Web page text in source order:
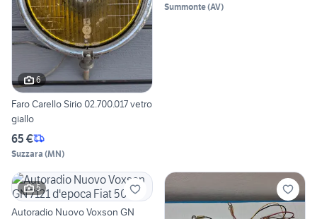
6
Faro Carello Sirio 02.700.017 vetro
giallo
65 €
Suzzara (MN)
Summonte(AV)
5
Autoradio Nuovo Voxson GN